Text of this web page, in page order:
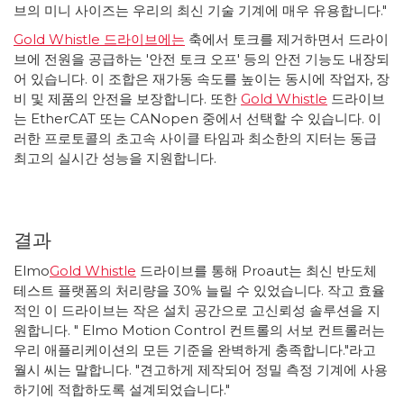
브의 미니 사이즈는 우리의 최신 기술 기계에 매우 유용합니다."
Gold Whistle 드라이브에는 축에서 토크를 제거하면서 드라이
브에 전원을 공급하는 '안전 토크 오프' 등의 안전 기능도 내장되
어 있습니다. 이 조합은 재가동 속도를 높이는 동시에 작업자, 장
비 및 제품의 안전을 보장합니다. 또한 Gold Whistle 드라이브
는 EtherCAT 또는 CANopen 중에서 선택할 수 있습니다. 이
러한 프로토콜의 초고속 사이클 타임과 최소한의 지터는 동급
최고의 실시간 성능을 지원합니다.
결과
ElmoGold Whistle 드라이브를 통해 Proaut는 최신 반도체
테스트 플랫폼의 처리량을 30% 늘릴 수 있었습니다. 작고 효율
적인 이 드라이브는 작은 설치 공간으로 고신뢰성 솔루션을 지
원합니다. " Elmo Motion Control 컨트롤의 서보 컨트롤러는
우리 애플리케이션의 모든 기준을 완벽하게 충족합니다."라고
월시 씨는 말합니다. "견고하게 제작되어 정밀 측정 기계에 사용
하기에 적합하도록 설계되었습니다."